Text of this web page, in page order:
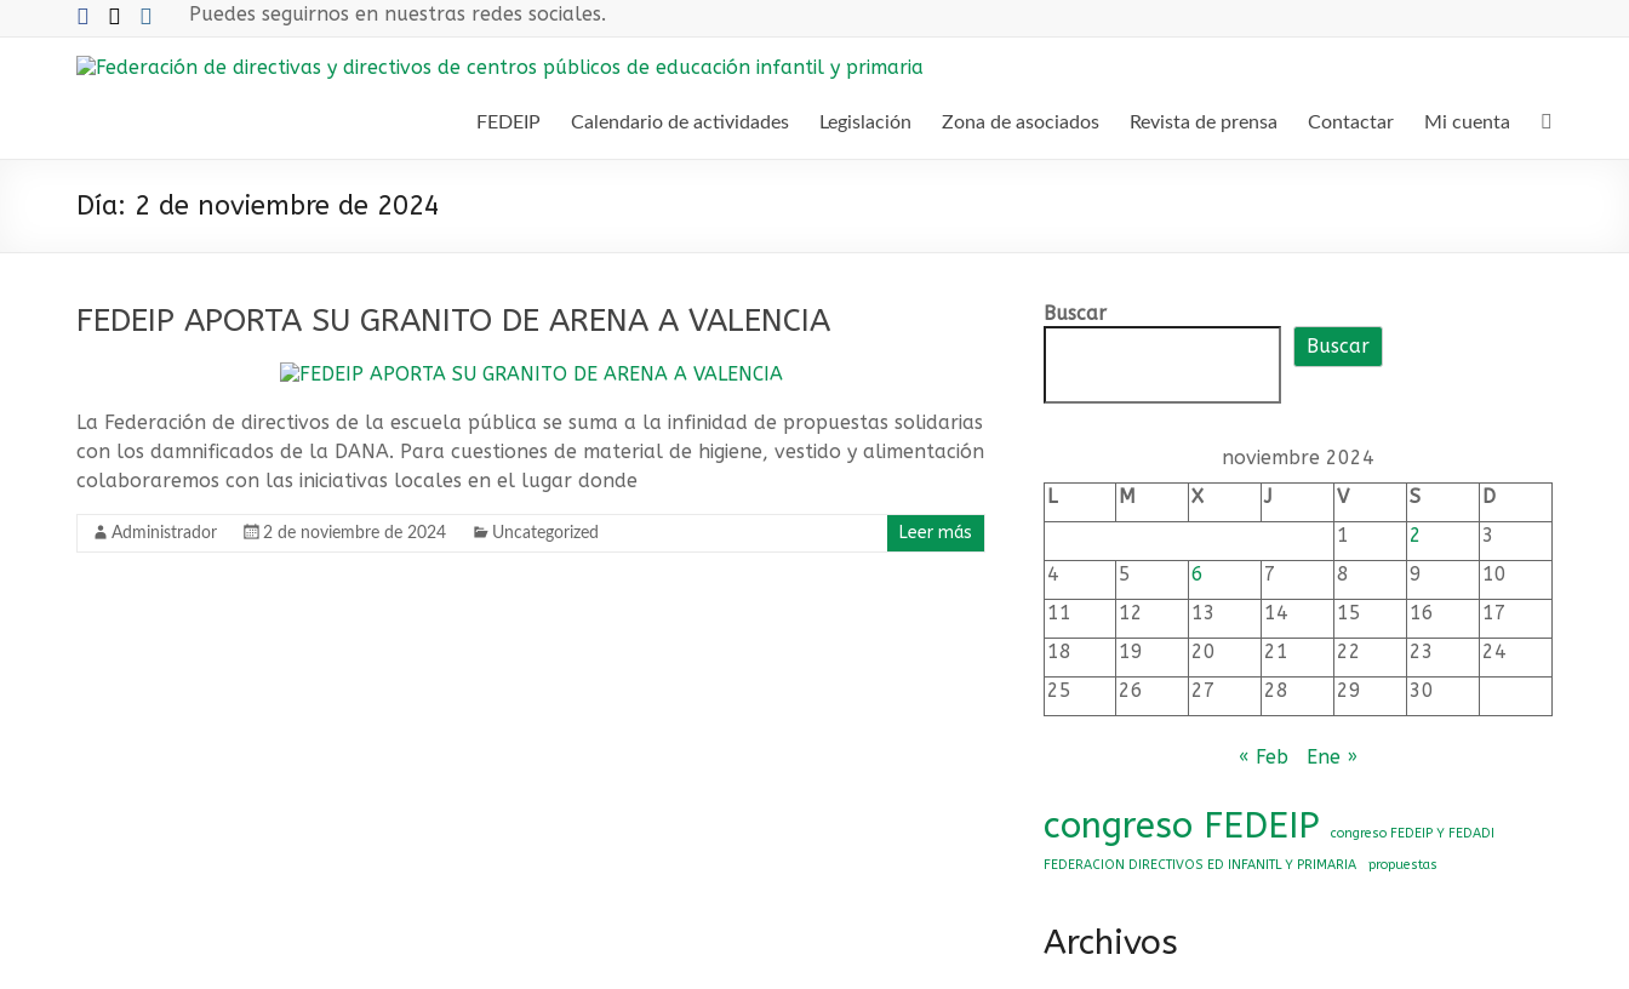
contenido
Puedes seguirnos en nuestras redes sociales.
Federación
directivas
y
de
públicos
de
educación
infantil
FEDEIP Calendario de actividades Legislación Zona de asociados Revista de prensa Contactar Mi cuenta
Día: 2 de noviembre de 2024
FEDEIP APORTA SU GRANITO DE ARENA A VALENCIA
La Federación de directivos de la escuela pública se suma a la infinidad de propuestas solidarias
con los damnificados de la DANA. Para cuestiones de material de higiene, vestido y alimentación
colaboraremos con las iniciativas locales en el lugar donde
Administrador 2 de noviembre de 2024 Uncategorized Leer más
Buscar
Buscar
noviembre 2024
L
M X J V S
D
1
2
3
4
5 6 7 8 9
10
11
12 13 14 15 16
17
18
19 20 21 22 23
24
25
26 27 28 29 30
« Feb Ene »
congreso FEDEIP
congreso FEDEIP Y FEDADI
FEDERACION DIRECTIVOS ED INFANITL Y PRIMARIA
propuestas
Archivos